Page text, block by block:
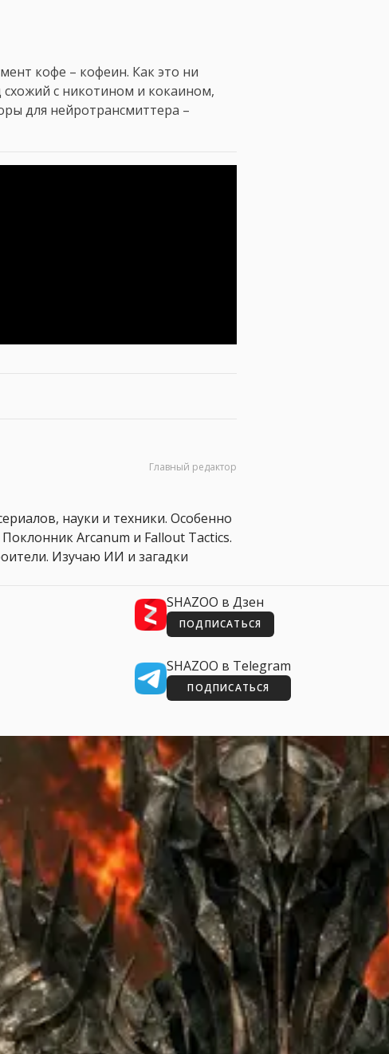
кофе – кофеин. Как это ни
с никотином и кокаином,
для нейротрансмиттера –
Главный редактор
науки и техники. Особенно
Arcanum и Fallout Tactics.
Изучаю ИИ и загадки
SHAZOO в Дзен
ПОДПИСАТЬСЯ
SHAZOO в Telegram
ПОДПИСАТЬСЯ